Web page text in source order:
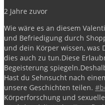
2 Jahre zuvor
Wie wäre es an diesem
und Befriedigung durch
und dein Körper wissen, was
dies auch zu tun.Diese
Begeisterung spiegeln.
Hast du Sehnsucht nach
unsere Geschichten teilen.
Körperforschung und